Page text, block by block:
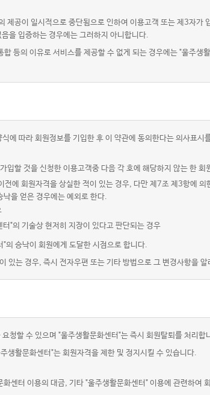
제공이 일시적으로 중단됨으로 인하여 이용고객 또는 제3자가
을 입증하는 경우에는 그러하지 아니합니다.
등의 이유로 서비스를 제공할 수 없게 되는 경우에는 "울주생
에 따라 회원정보를 기입한 후 이 약관에 동의한다는 의사표시
입할 것을 신청한 이용고객중 다음 각 호에 해당하지 않는 한 회
에 회원자격을 상실한 적이 있는 경우, 다만 제7조 제3항에 의
을 얻은 경우에는 예외로 한다.
"의 기술상 현저히 지장이 있다고 판단되는 경우
의 승낙이 회원에게 도달한 시점으로 합니다.
있는 경우, 즉시 전자우편 또는 기타 방법으로 그 변경사항을 알
청할 수 있으며 "울주생활문화센터"는 즉시 회원탈퇴를 처리합
생활문화센터"는 회원자격을 제한 및 정지시킬 수 있습니다.
센터 이용의 대금, 기타 "울주생활문화센터" 이용에 관련하여